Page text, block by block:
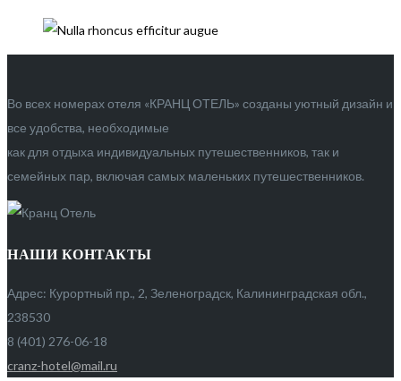
Во всех номерах отеля «КРАНЦ ОТЕЛЬ» созданы уютный дизайн и
все удобства, необходимые
как для отдыха индивидуальных путешественников, так и
семейных пар, включая самых маленьких путешественников.
НАШИ КОНТАКТЫ
Адрес: Курортный пр., 2, Зеленоградск, Калининградская обл.,
238530
8 (401) 276-06-18
cranz-hotel@mail.ru